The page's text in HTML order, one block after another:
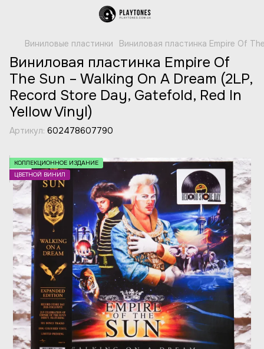
Виниловые пластинки Виниловая пластинка Empire Of
Виниловая пластинка Empire Of
The Sun – Walking On A Dream (2LP,
Record Store Day, Gatefold, Red In
Yellow Vinyl)
Артикул: 602478607790
КОЛЛЕКЦИОННОЕ ИЗДАНИЕ
ЦВЕТНОЙ ВИНИЛ